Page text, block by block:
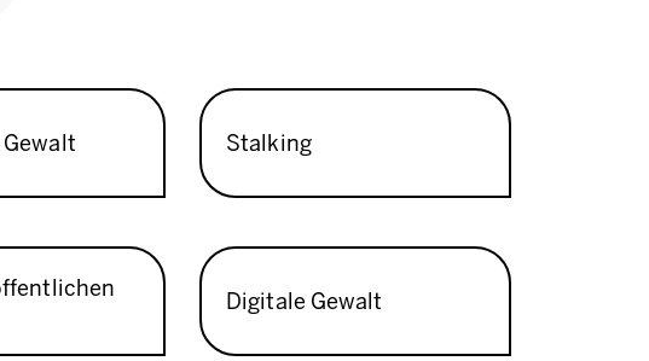
Stalking
Digitale Gewalt